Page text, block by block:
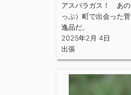
アスパラガス！ あ
っぷ）町で出会った
逸品だ。
2025年2月 4日
出張